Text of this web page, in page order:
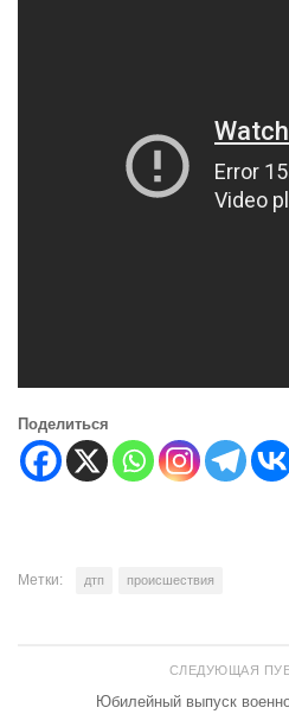
Поделиться
Метки: дтп происшествия
СЛЕДУЮЩАЯ
Юбилейный выпуск